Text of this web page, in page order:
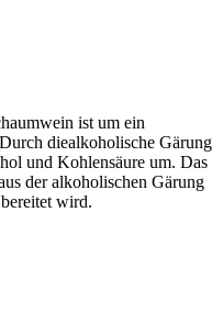
ist um ein
diealkoholische Gärung
und Kohlensäure um. Das
der alkoholischen Gärung
wird.